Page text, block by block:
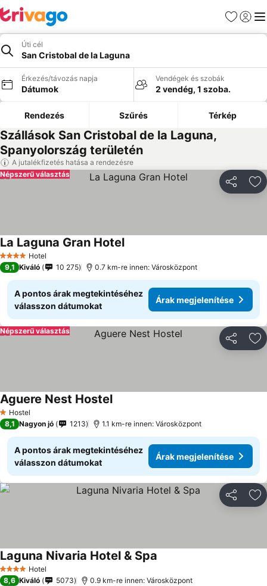
Kedvencek
Úti cél
San Cristobal de la Laguna
Érkezés/távozás napja
Dátumok
Vendégek és szobák
2 vendég, 1 szoba.
Rendezés Szűrés Térkép
Szállások San Cristobal de la Laguna,
Spanyolország területén
A jutalékfizetés hatása a rendezésre
Népszerű választás
4 KategóriaHotel
La Laguna Gran Hotel
9,1 Kiváló 10 275 0.7 km-re innen: Városközpont
A pontos árak megtekintéséhez
válasszon dátumokat
Árak megjelenítése
Népszerű választás
1 Kategória
Hostel
Aguere Nest Hostel
8,1 Nagyon jó 1213 1.1 km-re innen: Városközpont
A pontos árak megtekintéséhez
válasszon dátumokat
Árak megjelenítése
4 KategóriaHotel
Laguna Nivaria Hotel & Spa
8,6 Kiváló 5073 0.9 km-re innen: Városközpont